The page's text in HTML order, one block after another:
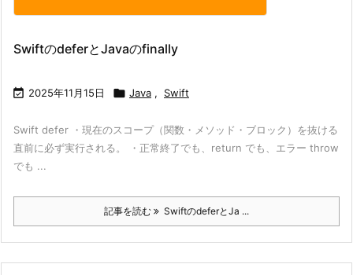
SwiftのdeferとJavaのfinally
 2025年11月15日  Java , Swift
Swift defer ・現在のスコープ（関数・メソッド・ブロック）を抜ける
直前に必ず実行される。 ・正常終了でも、return でも、エラー throw
でも ...
記事を読む SwiftのdeferとJa ...